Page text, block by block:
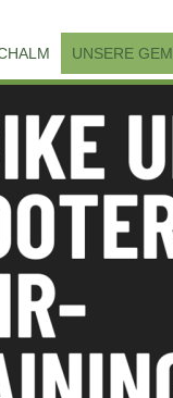
UNSERE